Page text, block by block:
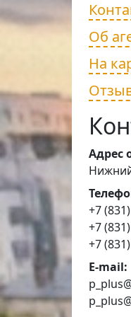
Об
На
Адрес
+7
+7
+7
E-mail: